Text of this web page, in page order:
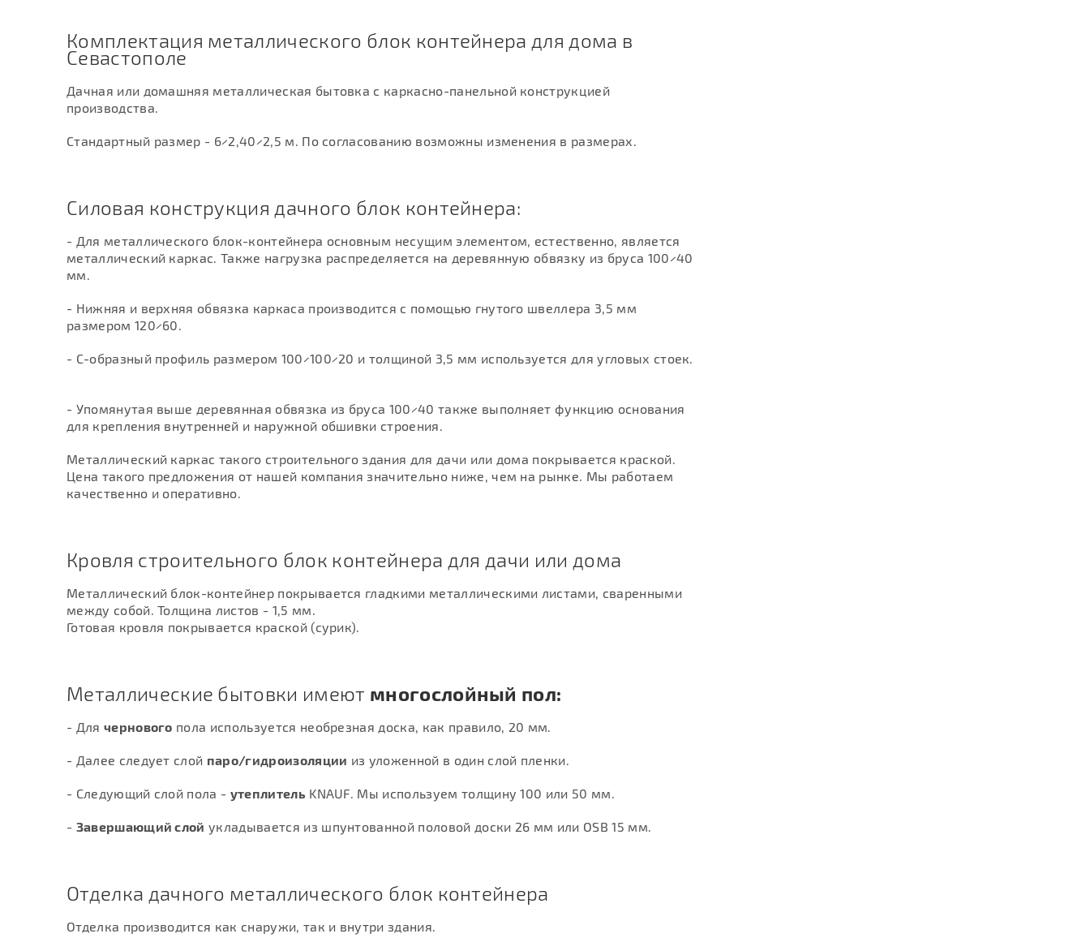
Комплектация металлического блок контейнера для дома в
Севастополе
Дачная или домашняя металлическая бытовка с каркасно-панельной конструкцией
производства.
Стандартный размер - 6×2,40×2,5 м. По согласованию возможны изменения в размерах.
Силовая конструкция дачного блок контейнера:
- Для металлического блок-контейнера основным несущим элементом, естественно, является
металлический каркас. Также нагрузка распределяется на деревянную обвязку из бруса 100×40
мм.
- Нижняя и верхняя обвязка каркаса производится с помощью гнутого швеллера 3,5 мм
размером 120×60.
- С-образный профиль размером 100×100×20 и толщиной 3,5 мм используется для угловых стоек.
- Упомянутая выше деревянная обвязка из бруса 100×40 также выполняет функцию основания
для крепления внутренней и наружной обшивки строения.
Металлический каркас такого строительного здания для дачи или дома покрывается краской.
Цена такого предложения от нашей компания значительно ниже, чем на рынке. Мы работаем
качественно и оперативно.
Кровля строительного блок контейнера для дачи или дома
Металлический блок-контейнер покрывается гладкими металлическими листами, сваренными
между собой. Толщина листов - 1,5 мм.
Готовая кровля покрывается краской (сурик).
Металлические бытовки имеют многослойный пол:
- Для чернового пола используется необрезная доска, как правило, 20 мм.
- Далее следует слой паро/гидроизоляции из уложенной в один слой пленки.
- Следующий слой пола - утеплитель KNAUF. Мы используем толщину 100 или 50 мм.
- Завершающий слой укладывается из шпунтованной половой доски 26 мм или OSB 15 мм.
Отделка дачного металлического блок контейнера
Отделка производится как снаружи, так и внутри здания.